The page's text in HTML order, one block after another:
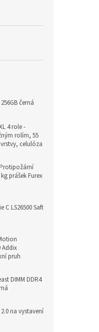
černá
4 role -
rolím, 55
celulóza
prášek Furex
C LS26500 Saft
Addix
pruh
DIMM DDR4
na vystavení